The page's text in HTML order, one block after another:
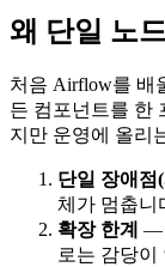
왜 단일 노
처음 Airflow를 배
든 컴포넌트를 한
지만 운영에 올리
단일 장애점
체가 멈춥니
확장 한계 —
로는 감당이